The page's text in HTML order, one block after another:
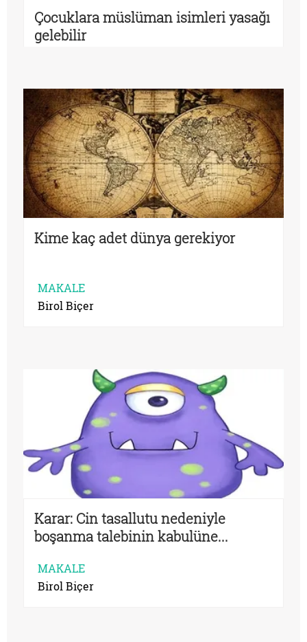
Çocuklara müslüman isimleri yasağı
gelebilir
Kime kaç adet dünya gerekiyor
MAKALE
Birol Biçer
Karar: Cin tasallutu nedeniyle
boşanma talebinin kabulüne...
MAKALE
Birol Biçer